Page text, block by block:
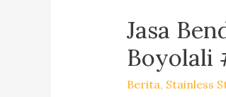
Jasa
Boyolali
Berita, Stainless